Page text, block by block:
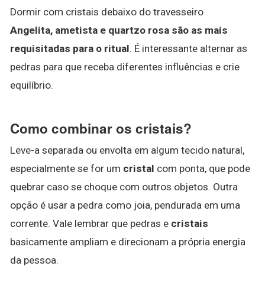
Dormir com cristais debaixo do travesseiro
Angelita, ametista e quartzo rosa são as mais
requisitadas para o ritual. É interessante alternar as
pedras para que receba diferentes influências e crie
equilíbrio.
Como combinar os cristais?
Leve-a separada ou envolta em algum tecido natural,
especialmente se for um cristal com ponta, que pode
quebrar caso se choque com outros objetos. Outra
opção é usar a pedra como joia, pendurada em uma
corrente. Vale lembrar que pedras e cristais
basicamente ampliam e direcionam a própria energia
da pessoa.